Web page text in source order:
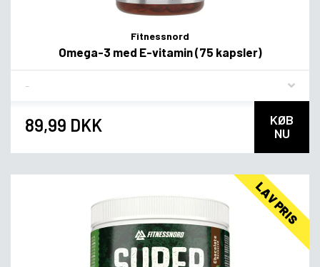
Fitnessnord
Omega-3 med E-vitamin (75 kapsler)
89,99 DKK
KØB
NU
LAV PRIS